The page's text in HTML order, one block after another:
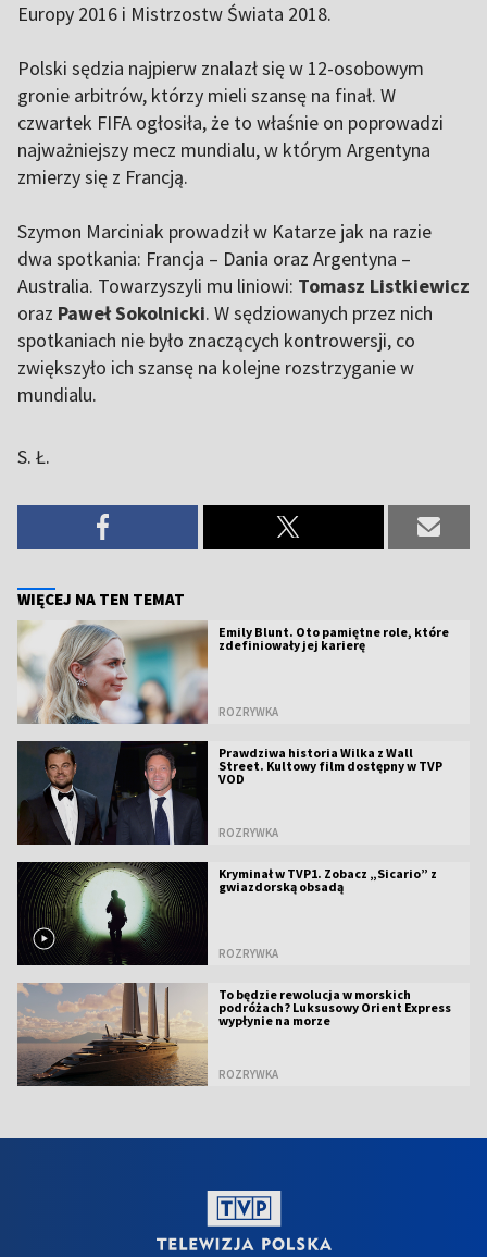
Europy 2016 i Mistrzostw Świata 2018.
Polski sędzia najpierw znalazł się w 12-osobowym
gronie arbitrów, którzy mieli szansę na finał. W
czwartek FIFA ogłosiła, że to właśnie on poprowadzi
najważniejszy mecz mundialu, w którym Argentyna
zmierzy się z Francją.
Szymon Marciniak prowadził w Katarze jak na razie
dwa spotkania: Francja – Dania oraz Argentyna –
Australia. Towarzyszyli mu liniowi: Tomasz Listkiewicz
oraz Paweł Sokolnicki. W sędziowanych przez nich
spotkaniach nie było znaczących kontrowersji, co
zwiększyło ich szansę na kolejne rozstrzyganie w
mundialu.
S. Ł.
WIĘCEJ NA TEN TEMAT
Emily Blunt. Oto pamiętne role, które
zdefiniowały jej karierę
ROZRYWKA
Prawdziwa historia Wilka z Wall
Street. Kultowy film dostępny w TVP
VOD
ROZRYWKA
Kryminał w TVP1. Zobacz „Sicario” z
gwiazdorską obsadą
ROZRYWKA
To będzie rewolucja w morskich
podróżach? Luksusowy Orient Express
wypłynie na morze
ROZRYWKA